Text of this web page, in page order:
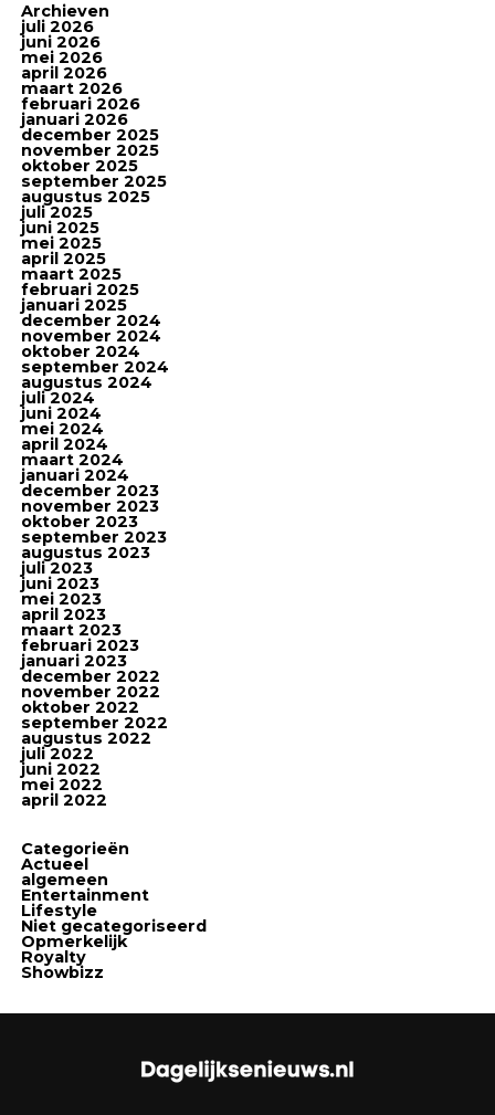
Archieven
juli 2026
juni 2026
mei 2026
april 2026
maart 2026
februari 2026
januari 2026
december 2025
november 2025
oktober 2025
september 2025
augustus 2025
juli 2025
juni 2025
mei 2025
april 2025
maart 2025
februari 2025
januari 2025
december 2024
november 2024
oktober 2024
september 2024
augustus 2024
juli 2024
juni 2024
mei 2024
april 2024
maart 2024
januari 2024
december 2023
november 2023
oktober 2023
september 2023
augustus 2023
juli 2023
juni 2023
mei 2023
april 2023
maart 2023
februari 2023
januari 2023
december 2022
november 2022
oktober 2022
september 2022
augustus 2022
juli 2022
juni 2022
mei 2022
april 2022
Categorieën
Actueel
algemeen
Entertainment
Lifestyle
Niet gecategoriseerd
Opmerkelijk
Royalty
Showbizz